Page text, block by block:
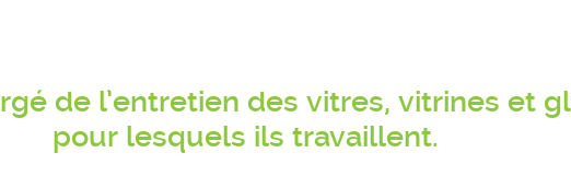
de l’entretien des vitres, vitrines et
pour lesquels ils travaillent.